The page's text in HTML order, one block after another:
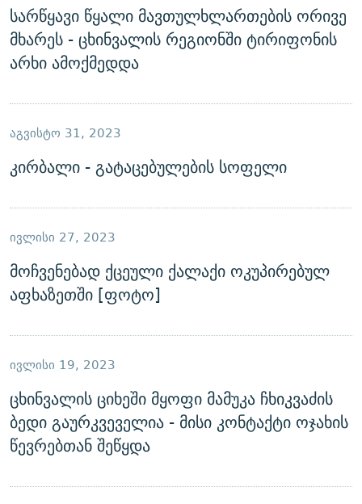
სარწყავი წყალი მავთულხლართების ორივე
მხარეს - ცხინვალის რეგიონში ტირიფონის
არხი ამოქმედდა
ᲐᲒᲕᲘᲡᲢᲝ 31, 2023
კირბალი - გატაცებულების სოფელი
ᲘᲕᲚᲘᲡᲘ 27, 2023
მოჩვენებად ქცეული ქალაქი ოკუპირებულ
აფხაზეთში [ფოტო]
ᲘᲕᲚᲘᲡᲘ 19, 2023
ცხინვალის ციხეში მყოფი მამუკა ჩხიკვაძის
ბედი გაურკვეველია - მისი კონტაქტი ოჯახის
წევრებთან შეწყდა